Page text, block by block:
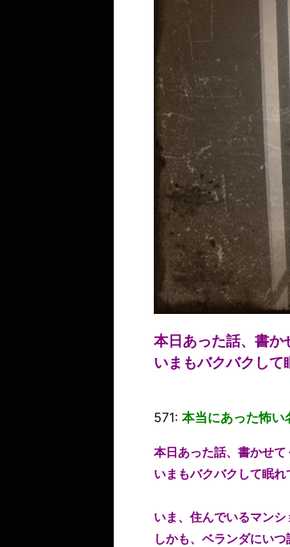
本日あった話、書か
いまもバクバクして
571: 本当にあった怖い
本日あった話、書かせて
いまもバクバクして眠れ
いま、住んでいるマン
しかも、ベランダにい